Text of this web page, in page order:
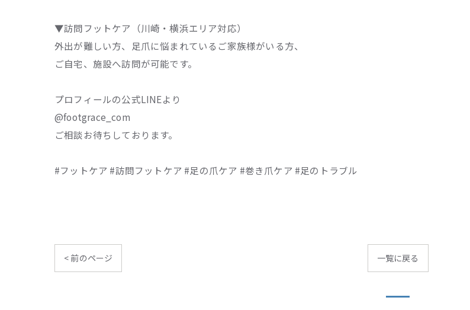
▼訪問フットケア（川崎・横浜エリア対応）
外出が難しい方、足爪に悩まれているご家族様がいる方、
ご自宅、施設へ訪問が可能です。
プロフィールの公式LINEより
@footgrace_com
ご相談お待ちしております。
#フットケア #訪問フットケア #足の爪ケア #巻き爪ケア #足のトラブル
< 前のページ 一覧に戻る